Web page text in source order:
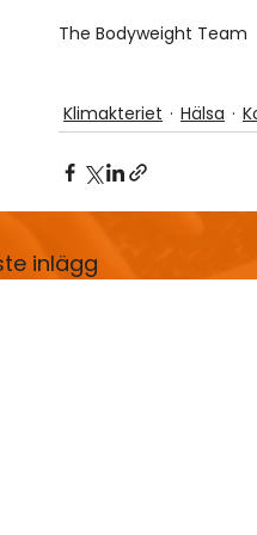
The Bodyweight Team
Klimakteriet Hälsa
inlägg